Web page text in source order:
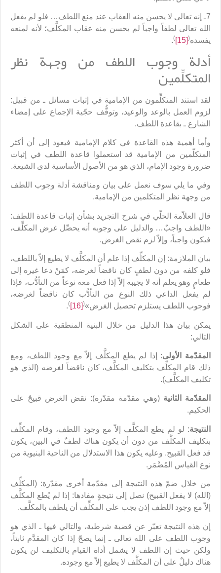
7ـ إنه تعالى لا يحسن منه العقاب عند منع اللطف… فلو لم يفعل
الله تعالى لطفاً واجباً لم يحسن منه عقاب المكلَّف؛ لأنه لمنعه
يفسده(
[15]
)
.
أدلة وجوب اللطف من وجهة نظر
المتكلِّمين
لقد استند المتكلِّمون من الإمامية في إثبات مسائل ـ من قبيل:
لزوم العمل بالوعد والوعيد، وتوقُّف حجّية الإجماع على إمضاء
الشارع ـ بقاعدة اللطف.
وأما أهمية هذه القاعدة في كلام الإمامية فيعود إلى أن أكثر
المتكلّمين من الإمامية قد استعملوا قاعدة اللطف في إثبات
ضرورة وجود الإمام، الذي هو من الأصول الأساسية لدى الشيعة.
وفي ما يلي سوف نعمل على بيان ومناقشة أدلة وجوب اللطف
من وجهة نظر المتكلمين من الإمامية.
قال العلاّمة الحلّي في شرح التجريد بشأن إثبات قاعدة اللطف:
«اللطف واجبٌ… والدليل على وجوبه أنه يحصِّل غرض المكلِّف،
فيكون واجباً، وإلاّ لزم نقض الغرض.
بيان الملازمة: إن المكلِّف إذا علم أن المكلَّف لا يطيع إلاّ باللطف،
فلو كلفه من دون لطفٍ كان ناقضاً لغرضه، كمَنْ دعا غيره إلى
طعامٍ وهو يعلم أنه لا يجيبه إلاّ إذا فعل معه نوعاً من التأدُّب، فإذا
لم يفعل الداعي ذلك النوع من التأدُّب كان ناقضاً لغرضه،
فوجوب اللطف يستلزم تحصيل الغرض»(
[16]
)
.
يمكن بيان هذا الدليل من خلال البنية المنطقية على الشكل
التالي:
المقدّمة الأولى: إذا لم يطع المكلَّف إلاّ مع وجود اللطف، ومع
ذلك قام المكلِّف بتكليف المكلَّف، كان ناقضاً لغرضه (الذي هو
تكليف المكلَّف).
المقدّمة الثانية(وهي مقدّمة مقدّرة): نقض الغرض قبيحٌ على
الحكيم.
النتيجة: لو لم يطع المكلَّف إلاّ مع وجود اللطف، وقام المكلِّف
بتكليف المكلَّف من دون أن يكون هناك لطفٌ في البين، يكون
قد فعل القبيح. وعليه يكون هذا الاستدلال من الناحية البنيوية من
نوع القياس المُضْمَر.
من خلال ضمّ هذه النتيجة إلى مقدّمة أخرى مقدّرة: (المكلِّف
(الله) لا يفعل القبيح) نصل إلى نتيجةٍ مفادها: إذا لم يُطع المكلَّف
إلاّ مع وجود اللطف إذن يجب على المكلِّف أن يلطف بالمكلَّف.
إن هذه النتيجة تعبّر عن قضية شرطية، والتالي فيها ـ الذي هو
وجوب اللطف على الله تعالى ـ إنما يصحّ إذا كان المقدَّم ثابتاً،
ولكن حيث إن اللطف لا يشمل أداة القيام بالتكليف لن يكون
هناك دليلٌ على أن المكلَّف لا يطيع إلاّ مع وجوده.